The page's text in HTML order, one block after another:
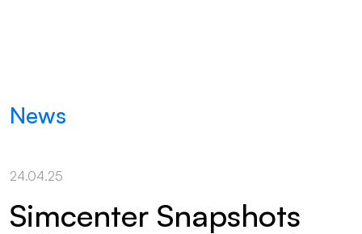
News
24.04.25
Simcenter Snapshots